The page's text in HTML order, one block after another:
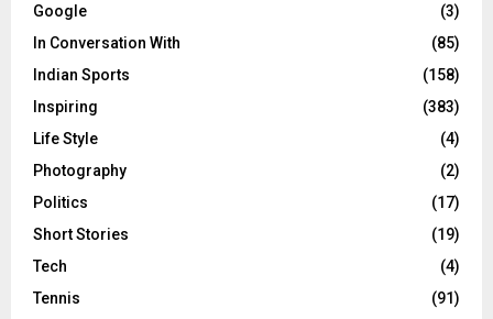
Google
(3)
In Conversation With
(85)
Indian Sports
(158)
Inspiring
(383)
Life Style
(4)
Photography
(2)
Politics
(17)
Short Stories
(19)
Tech
(4)
Tennis
(91)